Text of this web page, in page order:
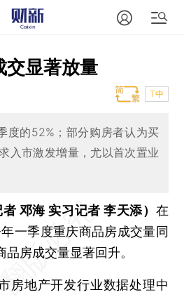
交显著放量
T中
度的52%；部分购房者认为买
入市激发增量，尤以首次置业
者 邓海 实习记者 李天添） 在
一季度重庆商品房成交量同
房成交量显著回升。
地产开发行业数据处理中